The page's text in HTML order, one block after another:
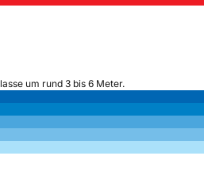
um rund 3 bis 6 Meter.